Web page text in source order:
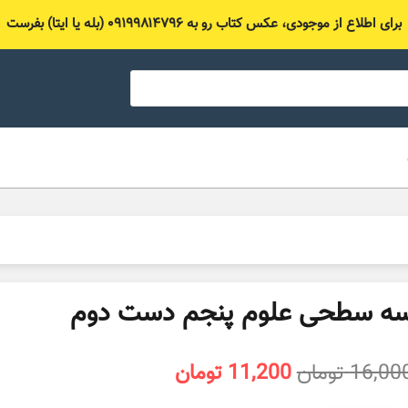
برای اطلاع از موجودی، عکس کتاب رو به ۰۹۱۹۹۸۱۴۷۹۶ (بله یا ایتا) بفرست
سطحی علوم پنجم دست دوم
تومانقیمت
11,200 تومان